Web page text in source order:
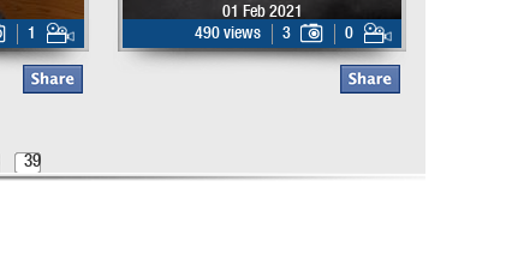
01 Feb 2021
490 views
3 0
1
39